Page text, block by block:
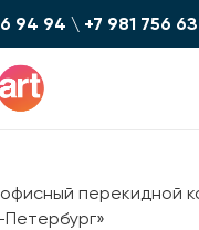
94 94 \ +7 981 756
перекидной